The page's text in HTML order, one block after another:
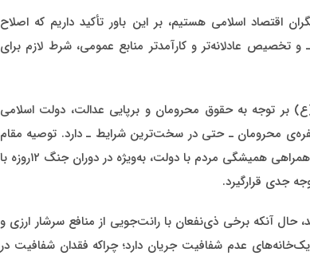
اقتصاد اسلامی هستیم، بر این باور تأکید داریم که اصلاح
تخصیص عادلانه‌تر و کارآمدتر منابع عمومی، شرط لازم برای
بر توجه به حقوق محرومان و برپایی عدالت، دولت اسلامی
محرومان ـ حتی در سخت‌ترین شرایط ـ دارد. توصیه مقام
معظم رهبری (مدظله‌العالی) بر توجه به معیشت مردم و همراهی همیشگی مردم با دولت، به‌ویژه در دوران جنگ ۱۲روزه با
جدی قرارگیرد.
حال آنکه برخی ذی‌نفعان با رانت‌جویی از منافع سرشار ارزی و
عدم شفافیت جریان دارد؛ چراکه فقدان شفافیت در